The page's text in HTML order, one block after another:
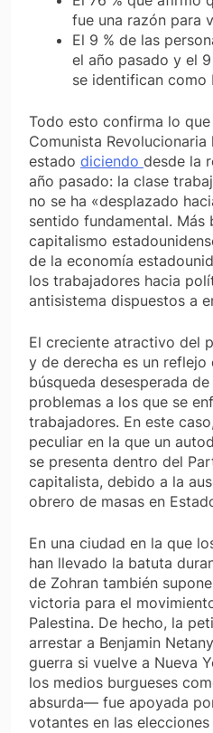
fue una razón para
El 9 % de las
el año pasado y el
se identifican como
Todo esto confirma lo
Comunista Revolucionaria
estado diciendo desde la
año pasado: la clase
no se ha «desplazado
sentido fundamental. Más
capitalismo
de la economía
los trabajadores hacia
antisistema dispuestos a
El creciente atractivo del
y de derecha es un
búsqueda desesperada
problemas a los que se
trabajadores. En este
peculiar en la que un
se presenta dentro del
capitalista, debido a la
obrero de masas en
En una ciudad en la que
han llevado la batuta
de Zohran también
victoria para el
Palestina. De hecho, la
arrestar a Benjamin
guerra si vuelve a Nueva
los medios burgueses
absurda— fue apoyada
votantes en las elecciones